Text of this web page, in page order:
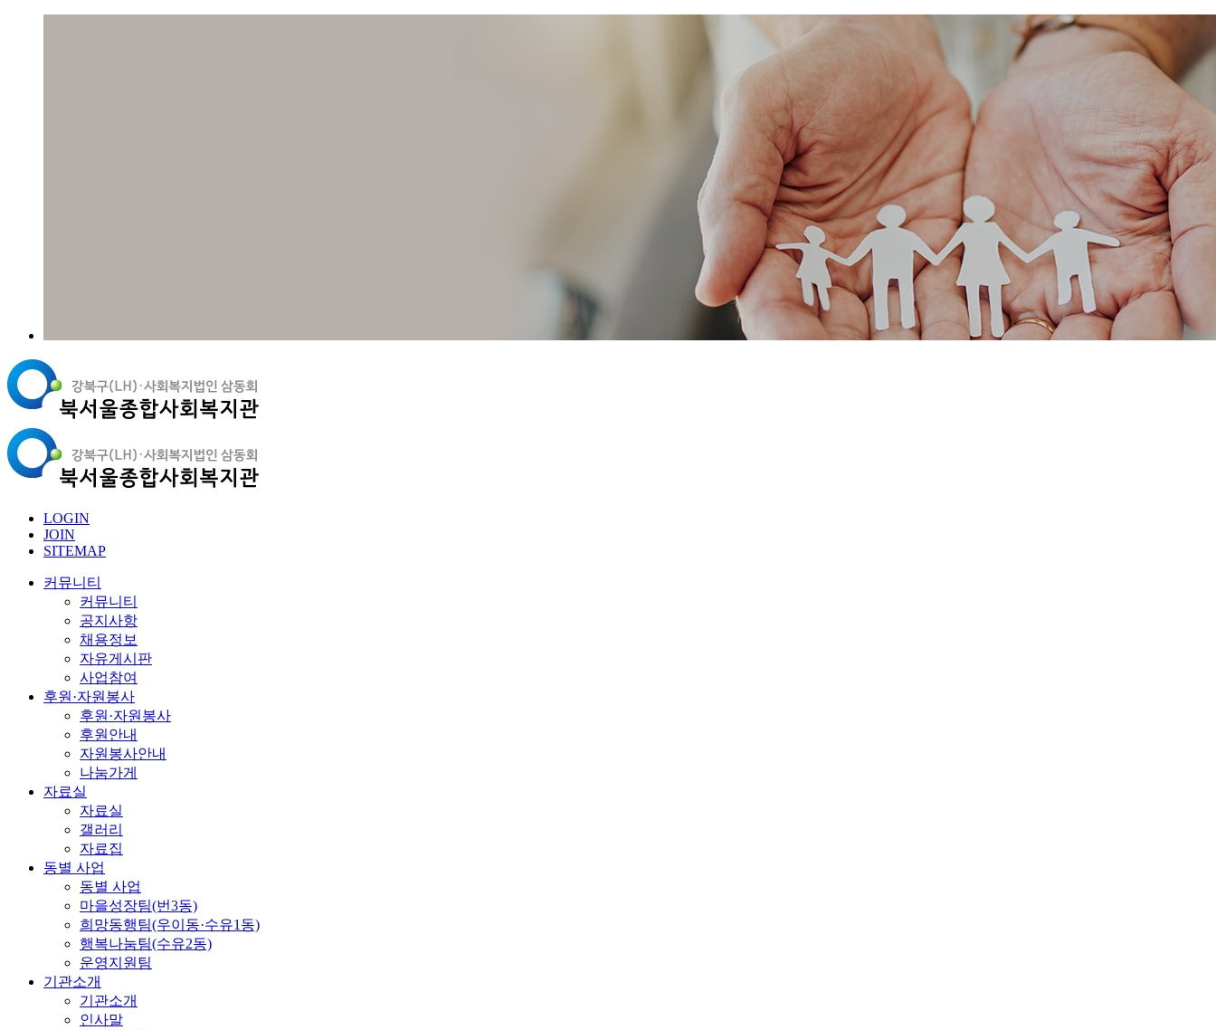
LOGIN
JOIN
SITEMAP
커뮤니티
커뮤니티
공지사항
채용정보
자유게시판
사업참여
후원·자원봉사
후원·자원봉사
후원안내
자원봉사안내
나눔가게
자료실
자료실
갤러리
자료집
동별 사업
동별 사업
마을성장팀(번3동)
희망동행팀(우이동·수유1동)
행복나눔팀(수유2동)
운영지원팀
기관소개
기관소개
인사말